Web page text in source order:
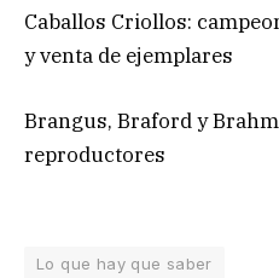
Caballos Criollos:
y venta de ejemplares
Brangus, Braford y
reproductores
Lo que hay que saber